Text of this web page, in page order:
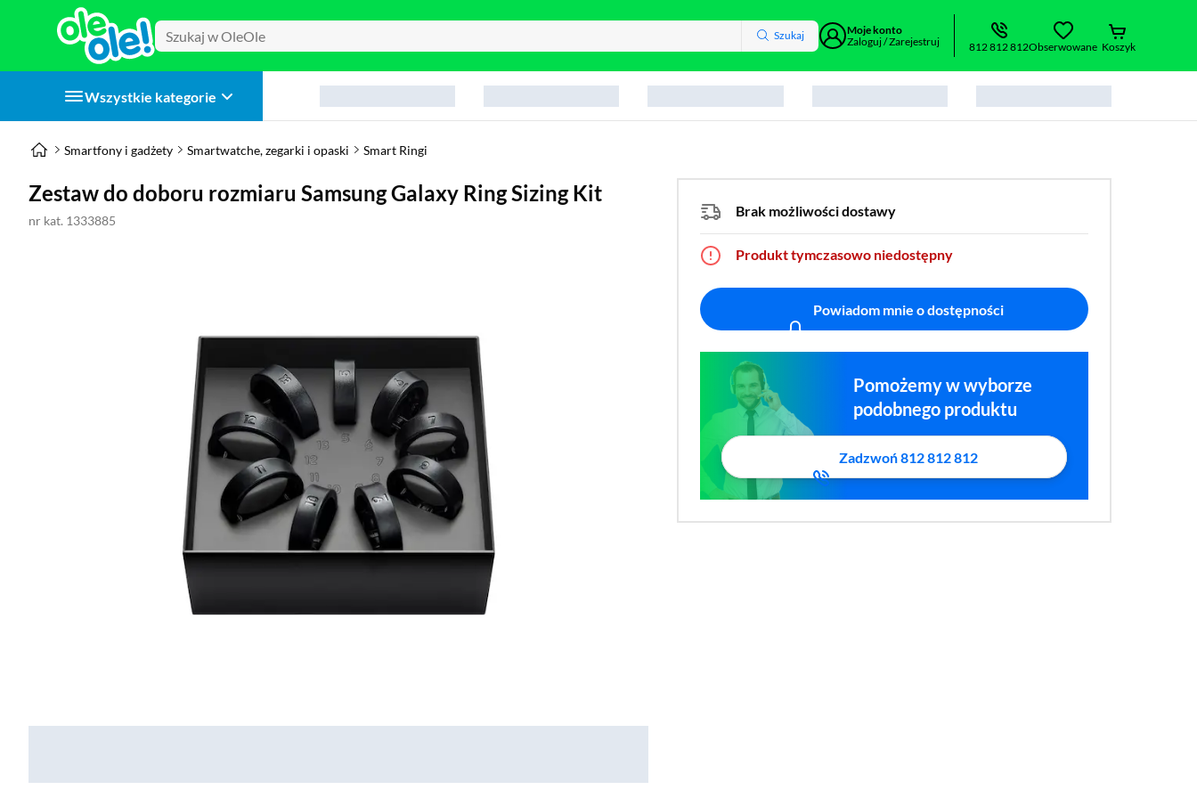
Szukaj
Moje konto
Zaloguj / Zarejestruj
812 812 812Obserwowane Koszyk
Wszystkie kategorie
Smartfony i gadżety Smartwatche, zegarki i opaski Smart Ringi
Zestaw do doboru rozmiaru Samsung Galaxy Ring Sizing Kit
nr kat. 1333885
Brak możliwości dostawy
Produkt tymczasowo niedostępny
Powiadom mnie o dostępności
Pomożemy w wyborze
podobnego produktu
Zadzwoń 812 812 812